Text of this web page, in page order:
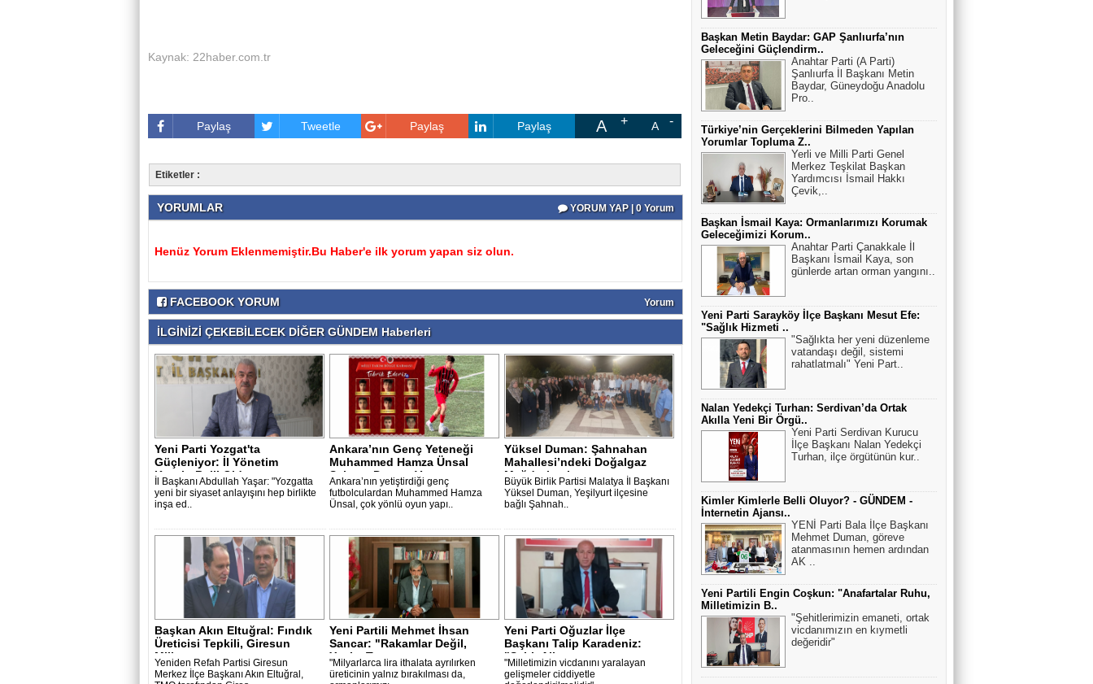
Kaynak: 22haber.com.tr
Paylaş Tweetle Paylaş Paylaş A A
Etiketler :
YORUMLAR YORUM YAP | 0 Yorum
Henüz Yorum Eklenmemiştir.Bu Haber'e ilk yorum yapan siz olun.
FACEBOOK YORUM Yorum
İLGİNİZİ ÇEKEBİLECEK DİĞER GÜNDEM Haberleri
Yeni Parti Yozgat'ta
Güçleniyor: İl Yönetim
Kurulu Belli Old..
İl Başkanı Abdullah Yaşar: "Yozgatta
yeni bir siyaset anlayışını hep birlikte
inşa ed..
Ankara’nın Genç Yeteneği
Muhammed Hamza Ünsal
Sahaya Damga V..
Ankara’nın yetiştirdiği genç
futbolculardan Muhammed Hamza
Ünsal, çok yönlü oyun yapı..
Yüksel Duman: Şahnahan
Mahallesi’ndeki Doğalgaz
Mağduriyeti ..
Büyük Birlik Partisi Malatya İl Başkanı
Yüksel Duman, Yeşilyurt ilçesine
bağlı Şahnah..
Başkan Akın Eltuğral: Fındık
Üreticisi Tepkili, Giresun
Mill..
Yeniden Refah Partisi Giresun
Merkez İlçe Başkanı Akın Eltuğral,
Yeni Partili Mehmet İhsan
Sancar: "Rakamlar Değil,
Yanlış Te..
"Milyarlarca lira ithalata ayrılırken
üreticinin yalnız bırakılması da,
Yeni Parti Oğuzlar İlçe
Başkanı Talip Karadeniz:
"Şehit Aile..
"Milletimizin vicdanını yaralayan
gelişmeler ciddiyetle
Başkan Metin Baydar: GAP Şanlıurfa’nın
Geleceğini Güçlendirm..
Anahtar Parti (A Parti)
Şanlıurfa İl Başkanı Metin
Baydar, Güneydoğu Anadolu
Pro..
Türkiye’nin Gerçeklerini Bilmeden Yapılan
Yorumlar Topluma Z..
Yerli ve Milli Parti Genel
Merkez Teşkilat Başkan
Yardımcısı İsmail Hakkı
Çevik,..
Başkan İsmail Kaya: Ormanlarımızı Korumak
Geleceğimizi Korum..
Anahtar Parti Çanakkale İl
Başkanı İsmail Kaya, son
günlerde artan orman yangını..
Yeni Parti Sarayköy İlçe Başkanı Mesut Efe:
"Sağlık Hizmeti ..
"Sağlıkta her yeni düzenleme
vatandaşı değil, sistemi
rahatlatmalı" Yeni Part..
Nalan Yedekçi Turhan: Serdivan’da Ortak
Akılla Yeni Bir Örgü..
Yeni Parti Serdivan Kurucu
İlçe Başkanı Nalan Yedekçi
Turhan, ilçe örgütünün kur..
Kimler Kimlerle Belli Oluyor? - GÜNDEM -
İnternetin Ajansı..
YENİ Parti Bala İlçe Başkanı
Mehmet Duman, göreve
atanmasının hemen ardından
AK ..
Yeni Partili Engin Coşkun: "Anafartalar Ruhu,
Milletimizin B..
"Şehitlerimizin emaneti, ortak
vicdanımızın en kıymetli
değeridir"